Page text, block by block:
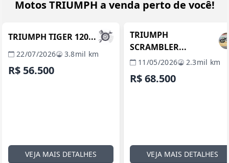
Motos TRIUMPH a venda perto de você!
REVENDA VERIFICADA
TRIUMPH TIGER 120...
22/07/2026 3.8mil km
R$ 56.500
VEJA MAIS DETALHES
REVENDA VERIFICADA
TRIUMPH
SCRAMBLER...
11/05/2026 2.3mil km
R$ 68.500
VEJA MAIS DETALHES